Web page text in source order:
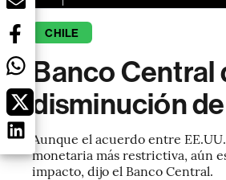
CHILE
Banco Central
disminución
Aunque el acuerdo entre
monetaria más restrictiva, aún
impacto, dijo el Banco Central.